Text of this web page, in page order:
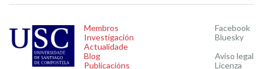
Membros
Investigación
Actualidade
Blog
Publicacións
Facebook
Bluesky
Aviso legal
Licenza